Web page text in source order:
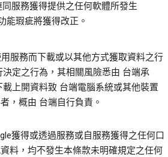
同服務獲得提供之任何軟體所發生
能瑕疵將獲得改正。
服務而下載或以其他方式獲取資料之行
定之行為，其相關風險悉由 台端承
上開資料致 台端電腦系統或其他裝置
，概由 台端自行負責。
獲得或透過服務或自服務獲得之任何口
料，均不發生本條款未明確規定之任何